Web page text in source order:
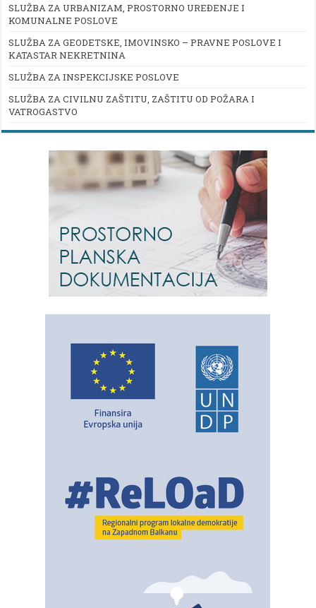
SLUŽBA ZA URBANIZAM, PROSTORNO UREĐENJE I
KOMUNALNE POSLOVE
SLUŽBA ZA GEODETSKE, IMOVINSKO – PRAVNE POSLOVE I
KATASTAR NEKRETNINA
SLUŽBA ZA INSPEKCIJSKE POSLOVE
SLUŽBA ZA CIVILNU ZAŠTITU, ZAŠTITU OD POŽARA I
VATROGASTVO